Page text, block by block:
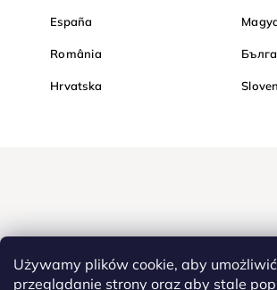
Używamy plików cookie, aby
przeglądanie strony oraz aby stale
España
România
Hrvatska